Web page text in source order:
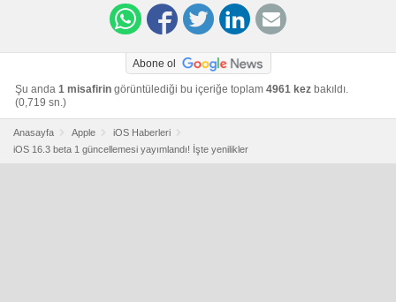
Abone ol
Şu anda 1 misafirin görüntülediği bu içeriğe toplam 4961 kez bakıldı.
(0,719 sn.)
Anasayfa Apple
iOS Haberleri
iOS 16.3 beta 1 güncellemesi yayımlandı! İşte yenilikler